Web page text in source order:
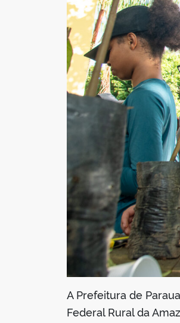
A Prefeitura de
Federal Rural da